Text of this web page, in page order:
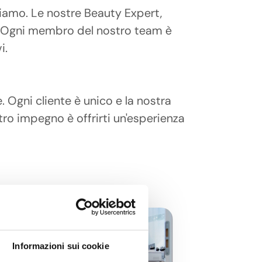
Informazioni sui cookie
Le nostre Beauty Expert,
membro del nostro team è
Ogni cliente è unico e la nostra
impegno è offrirti un'esperienza